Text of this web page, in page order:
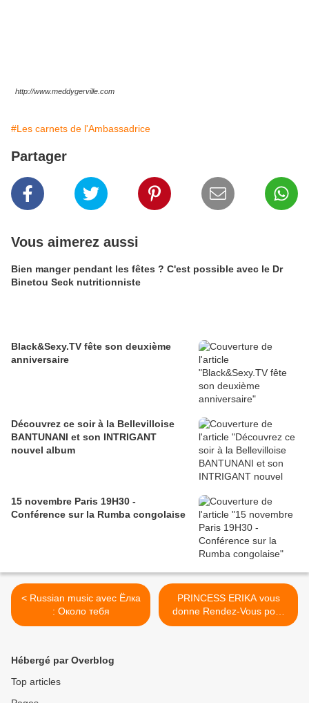
http://www.meddygerville.com
#Les carnets de l'Ambassadrice
Partager
Vous aimerez aussi
Bien manger pendant les fêtes ? C'est possible avec le Dr
Binetou Seck nutritionniste
Black&Sexy.TV fête son deuxième
anniversaire
Découvrez ce soir à la Bellevilloise
BANTUNANI et son INTRIGANT
nouvel album
15 novembre Paris 19H30 -
Conférence sur la Rumba congolaise
< Russian music avec Ёлка
: Около тебя
PRINCESS ERIKA vous
donne Rendez-Vous pour
une série de Concerts
Hébergé par Overblog
Top articles